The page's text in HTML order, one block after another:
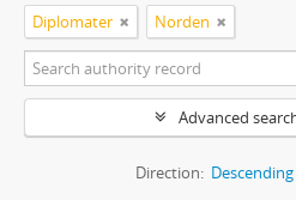
Diplomater Norden
Advanced
Direction: Descending